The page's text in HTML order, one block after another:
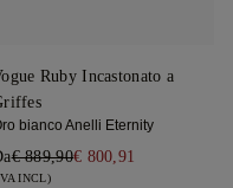
Ruby Incastonato a
bianco Anelli Eternity
€ 889,90€ 800,91
INCL)